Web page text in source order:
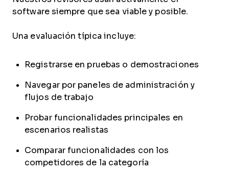
software siempre que sea viable y posible.
Una evaluación típica incluye:
Registrarse en pruebas o demostraciones
Navegar por paneles de administración y
flujos de trabajo
Probar funcionalidades principales en
escenarios realistas
Comparar funcionalidades con los
competidores de la categoría